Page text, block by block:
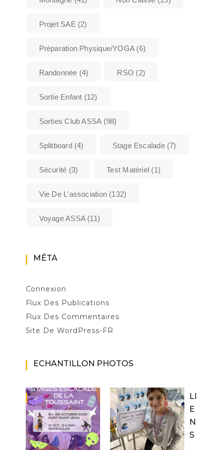
Projet SAE (2)
Préparation Physique/YOGA(6)
Randonnée (4) RSO (2)
Sortie Enfant (12)
Sorties Club ASSA(98)
Splitboard(4) Stage Escalade(7)
Sécurité (3) Test Matériel (1)
Vie De L'association (132)
Voyage ASSA(11)
MÉTA
Connexion
Flux Des Publications
Flux Des Commentaires
Site De WordPress-FR
ECHANTILLON PHOTOS
LI
E
N
S